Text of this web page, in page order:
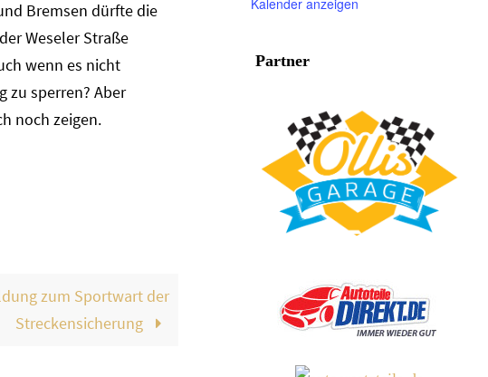
Bremsen dürfte die
Weseler Straße
wenn es nicht
zu sperren? Aber
noch zeigen.
zum Sportwart der
Streckensicherung
Kalender anzeigen
Partner